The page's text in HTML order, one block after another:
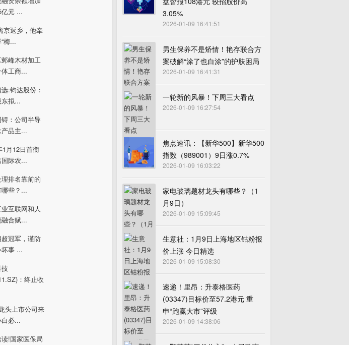
亿元 ...
京返乡，他牵
梅...
峰木材加工
工商...
:钧达股份：
拟...
：公司半导
品主...
1月12日首衡
际农...
排名靠前的
些？...
互联网和人
合赋...
冠军，谨防
事 ...
：终止收
头上市公司来
必...
!国家医保局
3.05%
2026-01-09 16:41:51
男生保养不是矫情！艳存联合方
案破解“涂了也白涂”的护肤困局
2026-01-09 16:41:31
一轮新的风暴！下周三大看点
2026-01-09 16:27:54
焦点速讯：【新华500】新华500
指数（989001）9日涨0.7%
2026-01-09 16:03:22
家电玻璃题材龙头有哪些？（1
月9日）
2026-01-09 15:09:45
生意社：1月9日上海地区钴粉报
价上涨 今日精选
2026-01-09 15:08:30
速递！里昂：升泰格医药
(03347)目标价至57.2港元 重
申“跑赢大市”评级
2026-01-09 14:38:06